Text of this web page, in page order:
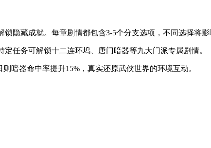
隐藏成就。每章剧情都包含3-5个分支选项，不同选择将影
任务可解锁十二连环坞、唐门暗器等九大门派专属剧情。
暗器命中率提升15%，真实还原武侠世界的环境互动。